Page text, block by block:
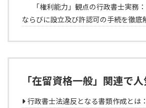
「権利能力」観点の行政書士実務
ならびに設立及び許認可の手続を徹底
「在留資格一般」関連で
行政書士法違反となる書類作成とは